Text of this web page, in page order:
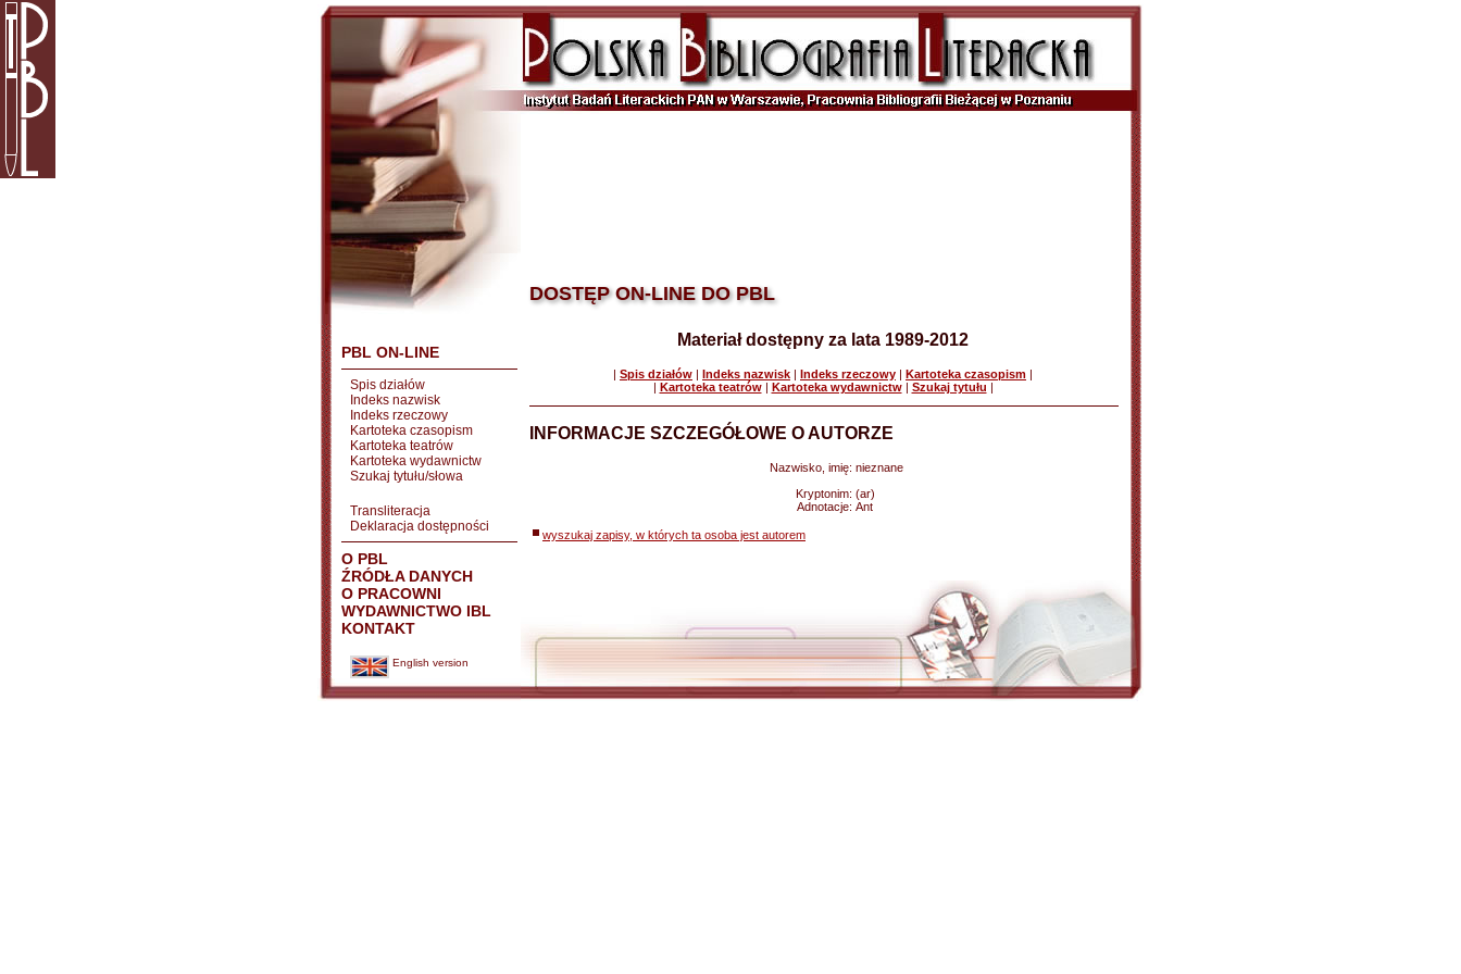
PBL ON-LINE
Spis działów
Indeks nazwisk
Indeks rzeczowy
Kartoteka czasopism
Kartoteka teatrów
Kartoteka wydawnictw
Szukaj tytułu/słowa
Transliteracja
Deklaracja dostępności
O PBL
ŹRÓDŁA DANYCH
O PRACOWNI
WYDAWNICTWO IBL
KONTAKT
English version
DOSTĘP ON-LINE DO PBL
Materiał dostępny za lata 1989-2012
| Spis działów | Indeks nazwisk | Indeks rzeczowy | Kartoteka czasopism |
| Kartoteka teatrów| Kartoteka wydawnictw| Szukaj tytułu |
INFORMACJE SZCZEGÓŁOWE O AUTORZE
Nazwisko, imię: nieznane
Kryptonim: (ar)
Adnotacje: Ant
wyszukaj zapisy, w których ta osoba jest autorem